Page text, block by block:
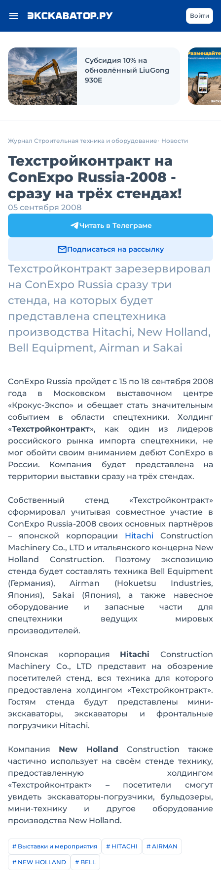
Войти
Субсидия 10% на
обновлённый LiuGong
930E
Журнал Строительная техника и оборудование Новости
Техстройконтракт на
ConExpo Russia-2008 -
сразу на трёх стендах!
05 сентября 2008
Читать в Телеграме
Подписаться на рассылку
Техстройконтракт зарезервировал
на ConExpo Russia сразу три
стенда, на которых будет
представлена спецтехника
производства Hitachi, New Holland,
Bell Equipment, Airman и Sakai
ConExpo Russia пройдет с 15 по 18 сентября 2008
года в Московском выставочном центре
«Крокус-Экспо» и обещает стать значительным
событием в области спецтехники. Холдинг
«Техстройконтракт», как один из лидеров
российского рынка импорта спецтехники, не
мог обойти своим вниманием дебют ConExpo в
России. Компания будет представлена на
территории выставки сразу на трёх стендах.
Собственный стенд «Техстройконтракт»
сформировал учитывая совместное участие в
ConExpo Russia-2008 своих основных партнёров
– японской корпорации Hitachi Construction
Machinery Co., LTD и итальянского концерна New
Holland Construction. Поэтому экспозицию
стенда будет составлять техника Bell Equipment
(Германия), Airman (Hokuetsu Industries,
Япония), Sakai (Япония), а также навесное
оборудование и запасные части для
спецтехники ведущих мировых
производителей.
Японская корпорация HitachiConstruction
Machinery Co., LTD представит на обозрение
посетителей стенд, вся техника для которого
предоставлена холдингом «Техстройконтракт».
Гостям стенда будут представлены мини-
экскаваторы, экскаваторы и фронтальные
погрузчики Hitachi.
Компания New Holland Construction также
частично использует на своём стенде технику,
предоставленную холдингом
«Техстройконтракт» – посетители смогут
увидеть экскаваторы-погрузчики, бульдозеры,
мини-технику и другое оборудование
производства New Holland.
# Выставки и мероприятия # HITACHI # AIRMAN
# NEW HOLLAND # BELL